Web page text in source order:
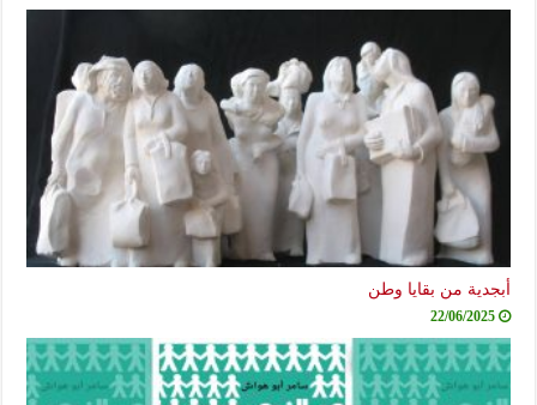
أبجدية من بقايا وطن
22/06/2025